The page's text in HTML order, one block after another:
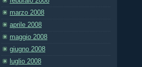
marzo 2008
aprile 2008
maggio 2008
giugno 2008
luglio 2008